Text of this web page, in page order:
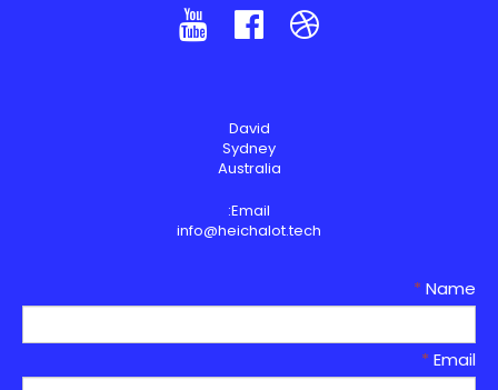



David
Sydney
Australia
Email:
info@heichalot.tech
Name
*
Email
*